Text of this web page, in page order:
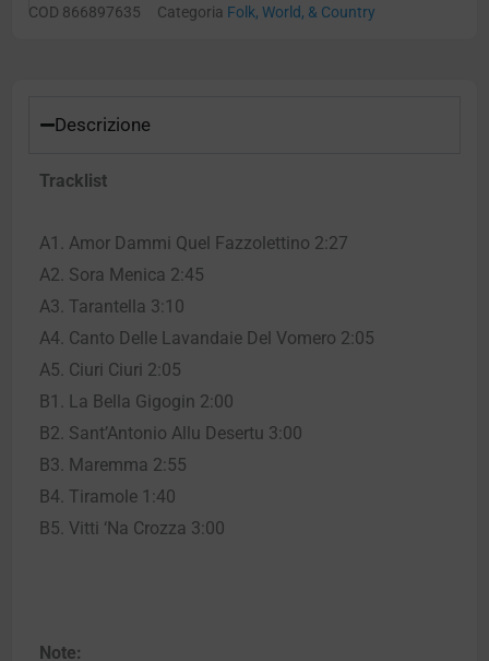
COD 866897635 Categoria Folk, World, & Country
Descrizione
Tracklist
A1. Amor Dammi Quel Fazzolettino 2:27
A2. Sora Menica 2:45
A3. Tarantella 3:10
A4. Canto Delle Lavandaie Del Vomero 2:05
A5. Ciuri Ciuri 2:05
B1. La Bella Gigogin 2:00
B2. Sant’Antonio Allu Desertu 3:00
B3. Maremma 2:55
B4. Tiramole 1:40
B5. Vitti ‘Na Crozza 3:00
Note: